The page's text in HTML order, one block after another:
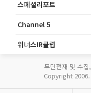
스페셜리포트
Channel 5
위너스IR클럽
무단전재 및 수
Copyright 2006.